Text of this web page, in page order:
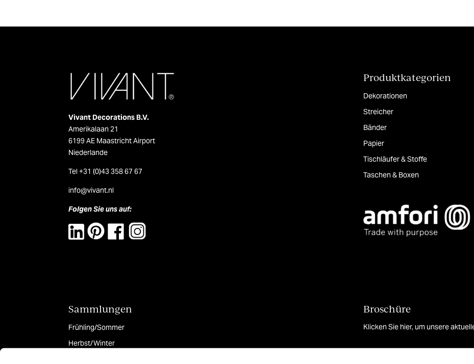
Vivant Decorations B.V.
Amerikalaan 21
6199 AE Maastricht Airport
Niederlande
Tel +31 (0)43 358 67 67
info@vivant.nl
Folgen Sie uns auf:
Produktkategorien
Dekorationen
Streicher
Bänder
Papier
Tischläufer & Stoffe
Taschen & Boxen
Sammlungen
Frühling/Sommer
Herbst/Winter
Broschüre
Klicken Sie hier, um unsere